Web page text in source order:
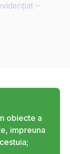
–
obiecte a
impreuna